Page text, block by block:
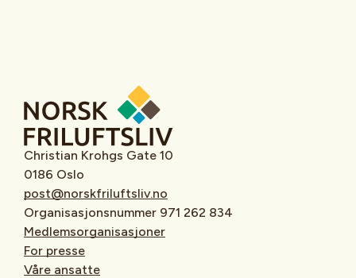
Christian Krohgs Gate 10
0186 Oslo
post@norskfriluftsliv.no
Organisasjonsnummer 971 262 834
Medlemsorganisasjoner
For presse
Våre ansatte